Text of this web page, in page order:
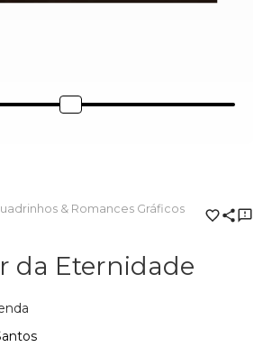
& Romances Gráficos
da Eternidade